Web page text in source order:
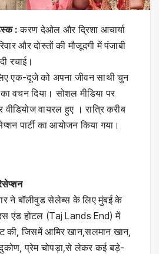
: करण देओल और द्रिशा आचार्या
और दोस्तों की मौजूदगी में पंजाबी
रचाई।
एक-दूजे को अपना जीवन साथी चुन
वचन दिया। सोशल मीडिया पर
वायरल हुए । रात्रि करीब
पार्टी का आयोजन किया गया।
ने बॉलीवुड सेलेब्स के लिए मुंबई के
एंड होटल (Taj Lands End) में
की, जिसमें आमिर खान,सलमान खान,
प्रेम चोपड़ा,से लेकर कई बड़े-